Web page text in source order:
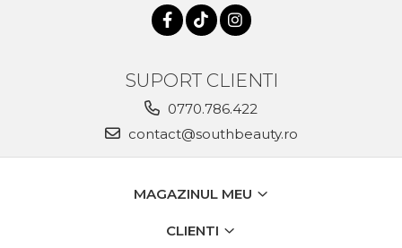
SUPORT CLIENTI
0770.786.422
contact@southbeauty.ro
MAGAZINUL MEU
CLIENTI